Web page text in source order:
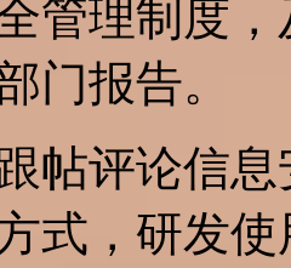
管理制度
门报告。
帖评论信
式，研发